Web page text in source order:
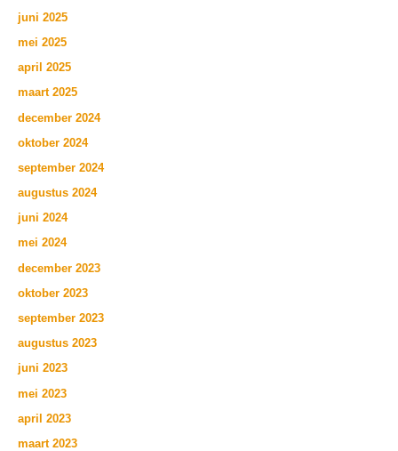
juni 2025
mei 2025
april 2025
maart 2025
december 2024
oktober 2024
september 2024
augustus 2024
juni 2024
mei 2024
december 2023
oktober 2023
september 2023
augustus 2023
juni 2023
mei 2023
april 2023
maart 2023